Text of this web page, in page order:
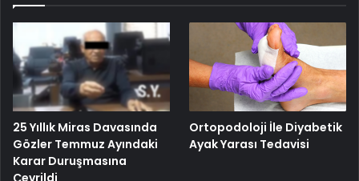
25 Yıllık Miras Davasında
Gözler Temmuz Ayındaki
Karar Duruşmasına
Çevrildi
Ortopodoloji İle Diyabetik
Ayak Yarası Tedavisi